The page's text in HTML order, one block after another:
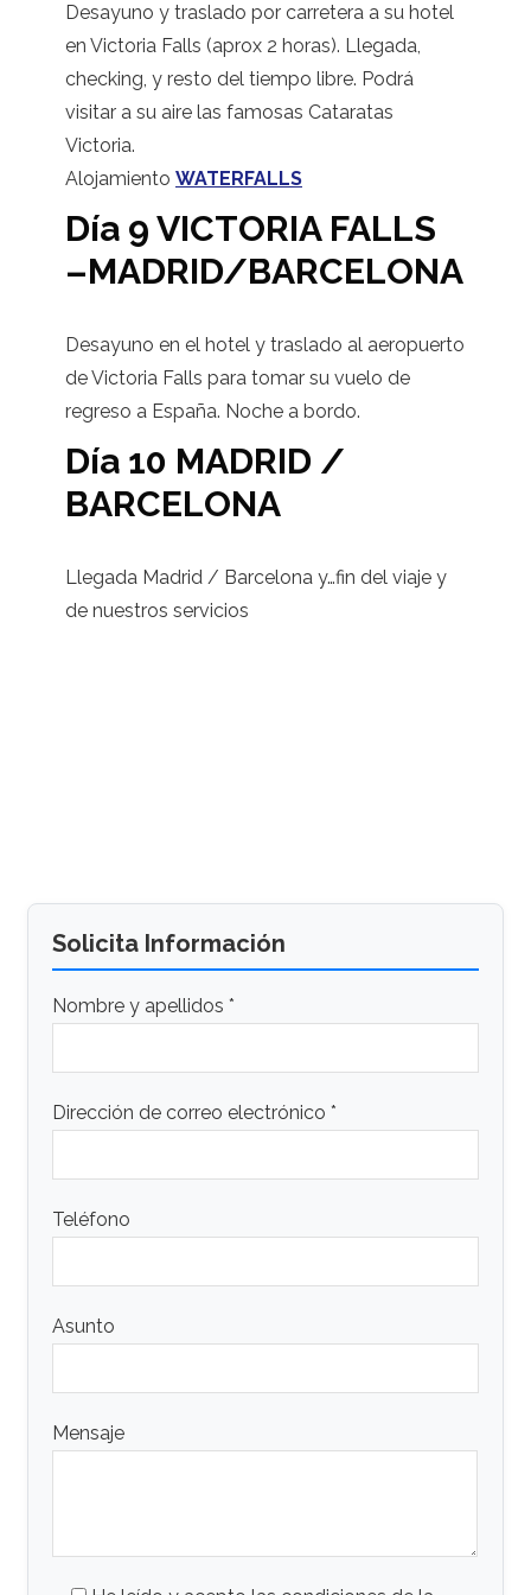
Desayuno y traslado por carretera a su hotel
en Victoria Falls (aprox 2 horas). Llegada,
checking, y resto del tiempo libre. Podrá
visitar a su aire las famosas Cataratas
Victoria.
Alojamiento WATERFALLS
Día 9 VICTORIA FALLS
–MADRID/BARCELONA
Desayuno en el hotel y traslado al aeropuerto
de Victoria Falls para tomar su vuelo de
regreso a España. Noche a bordo.
Día 10 MADRID /
BARCELONA
Llegada Madrid / Barcelona y…fin del viaje y
de nuestros servicios
Solicita Información
Nombre y apellidos *
Dirección de correo electrónico *
Teléfono
Asunto
Mensaje